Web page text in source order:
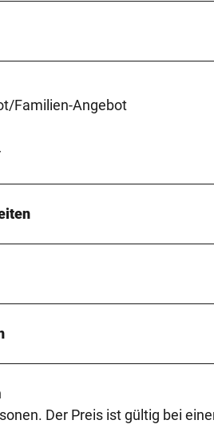
Familien-Angebot
Der Preis ist gültig bei